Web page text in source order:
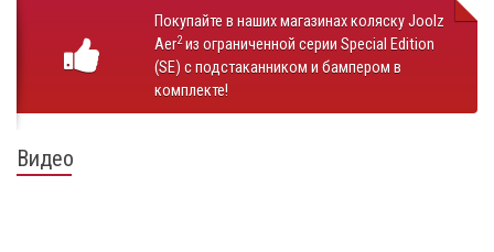
Покупайте в наших магазинах коляску Joolz
Aer2из ограниченной серии Special Edition
(SE) с подстаканником и бампером в
комплекте!
Видео